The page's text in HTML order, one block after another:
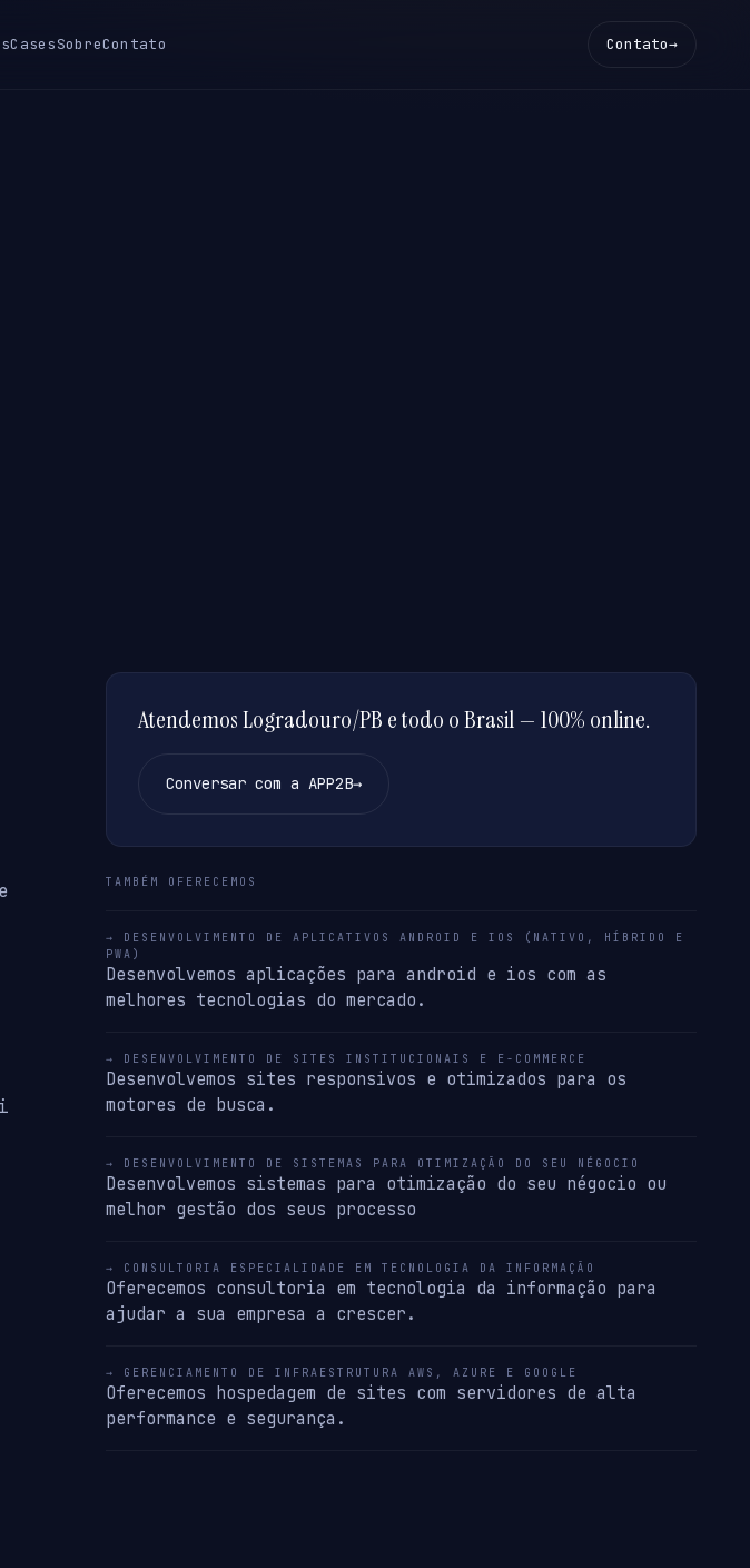
CasesSobreContato Contato→
Atendemos Logradouro/PB e todo o Brasil — 100% online.
Conversar com a APP2B→
TAMBÉM OFERECEMOS
→ DESENVOLVIMENTO DE APLICATIVOS ANDROID E IOS (NATIVO, HÍBRIDO E
PWA)
Desenvolvemos aplicações para android e ios com as
melhores tecnologias do mercado.
→ DESENVOLVIMENTO DE SITES INSTITUCIONAIS E E-COMMERCE
Desenvolvemos sites responsivos e otimizados para os
motores de busca.
→ DESENVOLVIMENTO DE SISTEMAS PARA OTIMIZAÇÃO DO SEU NÉGOCIO
Desenvolvemos sistemas para otimização do seu négocio ou
melhor gestão dos seus processo
→ CONSULTORIA ESPECIALIDADE EM TECNOLOGIA DA INFORMAÇÃO
Oferecemos consultoria em tecnologia da informação para
ajudar a sua empresa a crescer.
→ GERENCIAMENTO DE INFRAESTRUTURA AWS, AZURE E GOOGLE
Oferecemos hospedagem de sites com servidores de alta
performance e segurança.